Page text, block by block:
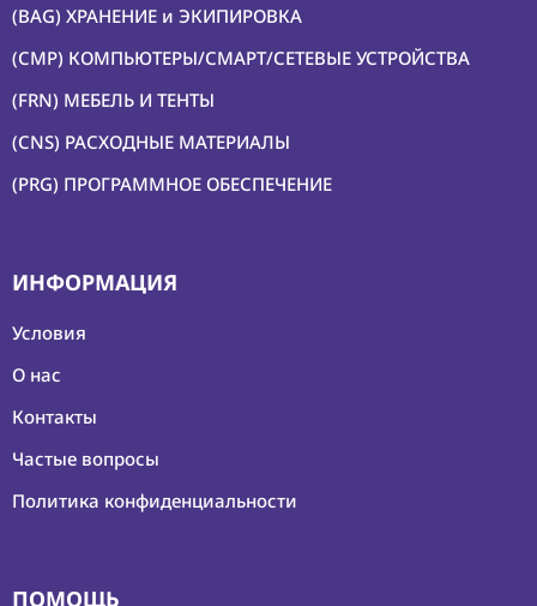
нас
Контакты
(BAG) ХРАНЕНИЕ и ЭКИПИРОВКА
(CMP) КОМПЬЮТЕРЫ/СМАРТ/СЕТЕВЫЕ УСТРОЙСТВА
(FRN) МЕБЕЛЬ И ТЕНТЫ
(CNS) РАСХОДНЫЕ МАТЕРИАЛЫ
(PRG) ПРОГРАММНОЕ ОБЕСПЕЧЕНИЕ
ИНФОРМАЦИЯ
Условия
О нас
Контакты
Частые вопросы
Политика конфиденциальности
ПОМОЩЬ